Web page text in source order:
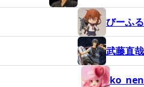
びーふる
武藤直哉
ko_nen